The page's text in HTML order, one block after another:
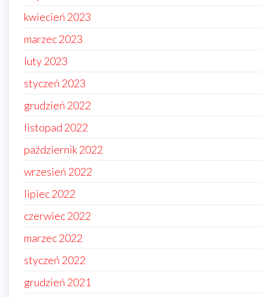
kwiecień 2023
marzec 2023
luty 2023
styczeń 2023
grudzień 2022
listopad 2022
październik 2022
wrzesień 2022
lipiec 2022
czerwiec 2022
marzec 2022
styczeń 2022
grudzień 2021